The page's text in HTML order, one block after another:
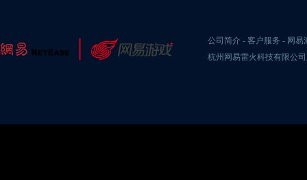
公司简介 - 客户服务 - 网易
杭州网易雷火科技有限公